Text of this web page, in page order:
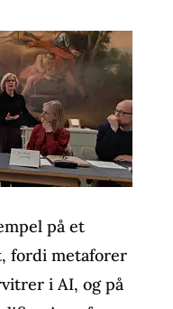
på et
fordi metaforer
i AI, og på